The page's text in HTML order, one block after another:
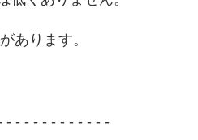
あります。
- - - - - - - - - - - -